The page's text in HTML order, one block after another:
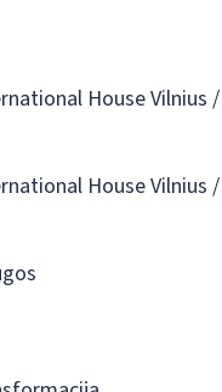
House Vilnius /
House Vilnius /